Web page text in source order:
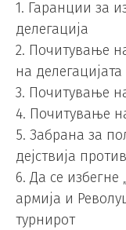
1. Гаранции за
делегација
2. Почитување
на делегацијата
3. Почитување
4. Почитување
5. Забрана за
дејствија
6. Да се
армија и
турнирот